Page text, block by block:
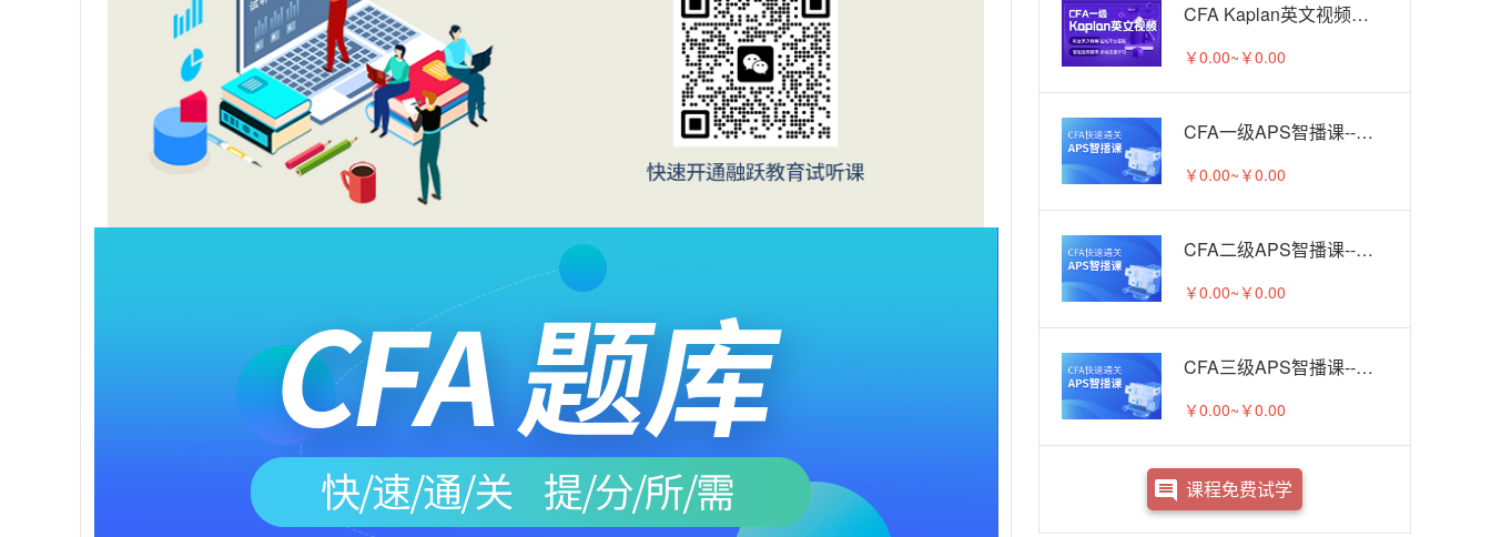
CFA Kaplan英文视频（一级）-试听
￥0.00~￥0.00
CFA一级APS智播课--试听课
￥0.00~￥0.00
CFA二级APS智播课--试听课
￥0.00~￥0.00
CFA三级APS智播课--试听课
￥0.00~￥0.00
课程免费试学